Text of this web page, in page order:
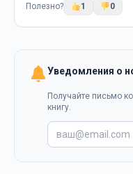
Полезно? 1 0
Уведомления о
Получайте письмо
книгу.